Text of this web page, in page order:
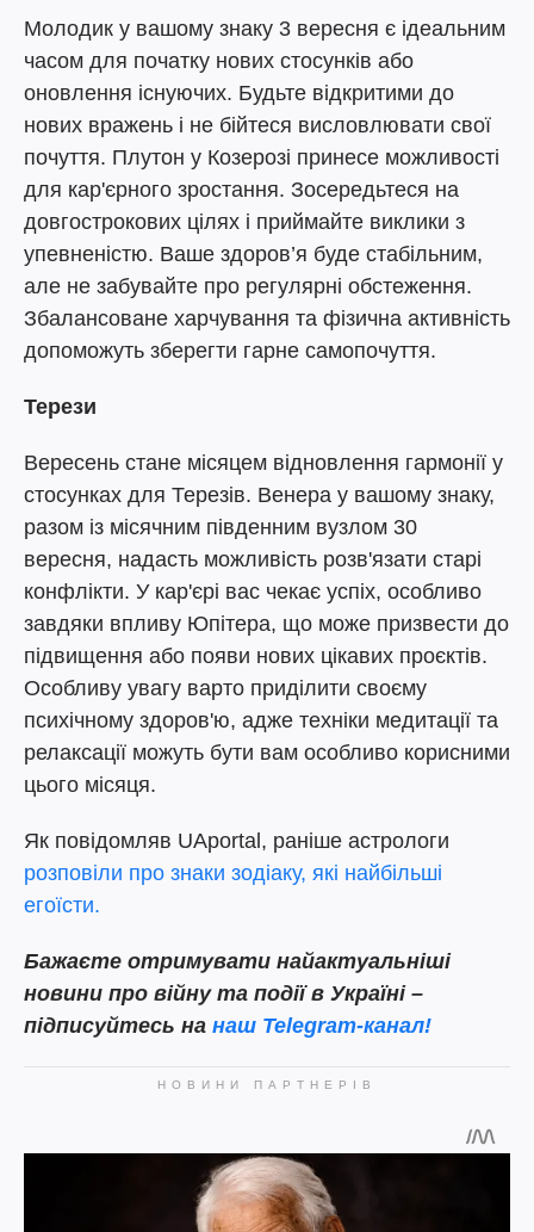
Молодик у вашому знаку 3 вересня є ідеальним
часом для початку нових стосунків або
оновлення існуючих. Будьте відкритими до
нових вражень і не бійтеся висловлювати свої
почуття. Плутон у Козерозі принесе можливості
для кар'єрного зростання. Зосередьтеся на
довгострокових цілях і приймайте виклики з
упевненістю. Ваше здоров’я буде стабільним,
але не забувайте про регулярні обстеження.
Збалансоване харчування та фізична активність
допоможуть зберегти гарне самопочуття.
Терези
Вересень стане місяцем відновлення гармонії у
стосунках для Терезів. Венера у вашому знаку,
разом із місячним південним вузлом 30
вересня, надасть можливість розв'язати старі
конфлікти. У кар'єрі вас чекає успіх, особливо
завдяки впливу Юпітера, що може призвести до
підвищення або появи нових цікавих проєктів.
Особливу увагу варто приділити своєму
психічному здоров'ю, адже техніки медитації та
релаксації можуть бути вам особливо корисними
цього місяця.
Як повідомляв UAportal, раніше астрологи
розповіли про знаки зодіаку, які найбільші
егоїсти.
Бажаєте отримувати найактуальніші
новини про війну та події в Україні –
підписуйтесь на наш Telegram-канал!